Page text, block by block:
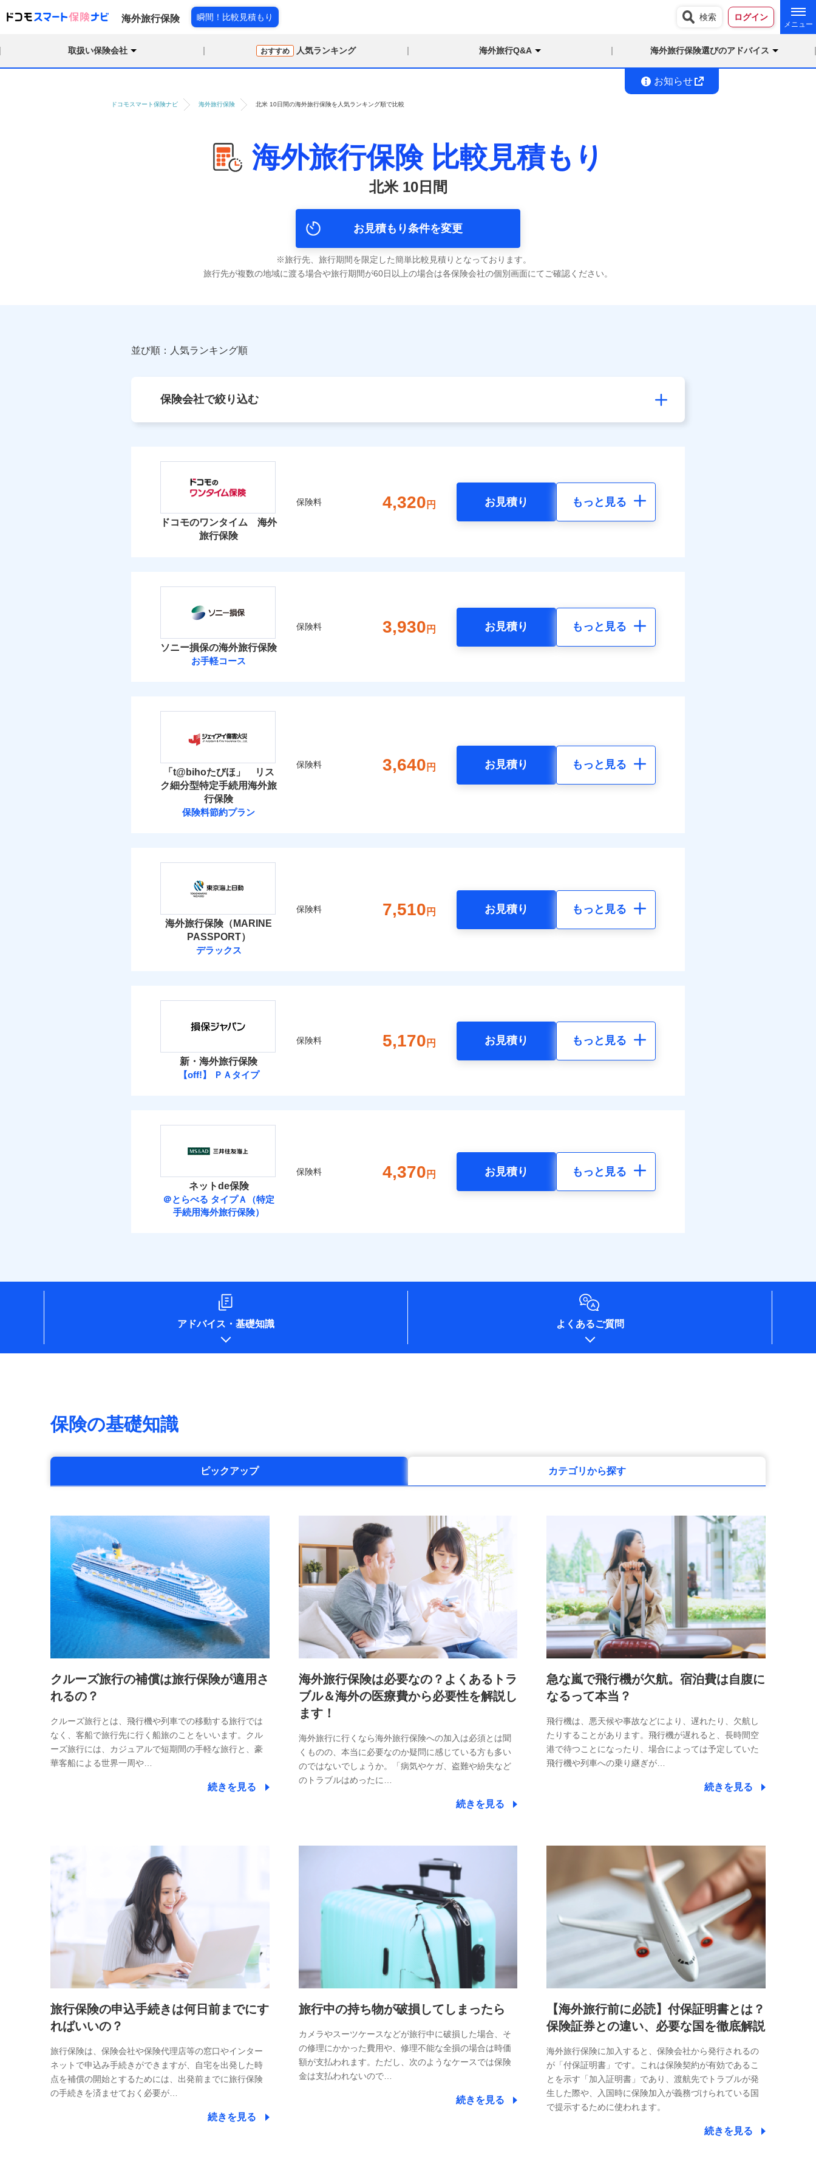
海外旅行保険 瞬間！比較見積もり 検索 ログイン
取扱い保険会社 おすすめ 人気ランキング 海外旅行Q&A 海外旅行保険選びのアドバイス
お知らせ
ドコモスマート保険ナビ 海外旅行保険 北米 10日間の海外旅行保険を人気ランキング順で比較
海外旅行保険 比較見積もり
北米 10日間
お見積もり条件を変更
旅行先、旅行期間を限定した簡単比較見積りとなっております。
旅行先が複数の地域に渡る場合や旅行期間が60日以上の場合は各保険会社の個別画面にてご確認ください。
並び順：人気ランキング順
保険会社で絞り込む
ドコモのワンタイム 海外
旅行保険
保険料 4,320 円 お見積り もっと見る
ソニー損保の海外旅行保険
お手軽コース
保険料 3,930 円 お見積り もっと見る
「t@bihoたびほ」 リス
ク細分型特定手続用海外旅
行保険
保険料節約プラン
保険料 3,640 円 お見積り もっと見る
海外旅行保険（MARINE
PASSPORT）
デラックス
保険料 7,510 円 お見積り もっと見る
新・海外旅行保険
【off!】 ＰＡタイプ
保険料 5,170 円 お見積り もっと見る
ネットde保険
＠とらべる タイプＡ（特定
手続用海外旅行保険）
保険料 4,370 円 お見積り もっと見る
アドバイス ・ 基礎知識 よくあるご質問
保険の基礎知識
ピックアップ カテゴリから探す
クルーズ旅行の補償は旅行保険が適用さ
れるの？
クルーズ旅行とは、飛行機や列車での移動する旅行では
なく、客船で旅行先に行く船旅のことをいいます。クル
ーズ旅行には、カジュアルで短期間の手軽な旅行と、豪
華客船による世界一周や…
続きを見る
海外旅行保険は必要なの？よくあるトラ
ブル＆海外の医療費から必要性を解説し
ます！
海外旅行に行くなら海外旅行保険への加入は必須とは聞
くものの、本当に必要なのか疑問に感じている方も多い
のではないでしょうか。「病気やケガ、盗難や紛失など
のトラブルはめったに…
続きを見る
急な嵐で飛行機が欠航。宿泊費は自腹に
なるって本当？
飛行機は、悪天候や事故などにより、遅れたり、欠航し
たりすることがあります。飛行機が遅れると、長時間空
港で待つことになったり、場合によっては予定していた
飛行機や列車への乗り継ぎが…
続きを見る
旅行保険の申込手続きは何日前までにす
ればいいの？
旅行保険は、保険会社や保険代理店等の窓口やインター
ネットで申込み手続きができますが、自宅を出発した時
点を補償の開始とするためには、出発前までに旅行保険
の手続きを済ませておく必要が…
続きを見る
旅行中の持ち物が破損してしまったら
カメラやスーツケースなどが旅行中に破損した場合、そ
の修理にかかった費用や、修理不能な全損の場合は時価
額が支払われます。ただし、次のようなケースでは保険
金は支払われないので…
続きを見る
【海外旅行前に必読】付保証明書とは？
保険証券との違い、必要な国を徹底解説
海外旅行保険に加入すると、保険会社から発行されるの
が「付保証明書」です。これは保険契約が有効であるこ
とを示す「加入証明書」であり、渡航先でトラブルが発
生した際や、入国時に保険加入が義務づけられている国
で提示するために使われます。
続きを見る